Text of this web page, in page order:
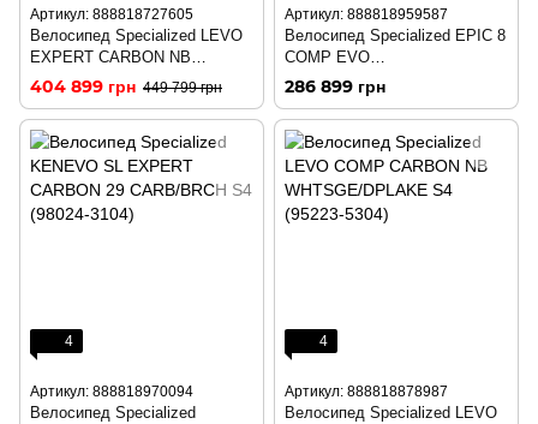
Артикул: 888818727605
Велосипед Specialized LEVO
EXPERT CARBON NB
MRN/BLK S6 (96421-3306)
404 899 грн 449 799 грн
Артикул: 888818959587
Велосипед Specialized EPIC 8
COMP EVO
BLUONYX/DUNEWHT M
(90324-5303)
286 899 грн
4
Артикул: 888818970094
Велосипед Specialized
4
Артикул: 888818878987
Велосипед Specialized LEVO